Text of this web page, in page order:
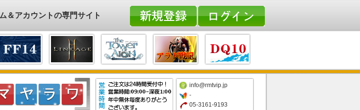
＆アカウントの専門サイト
info@rmtvip.jp
-
05-3161-9193